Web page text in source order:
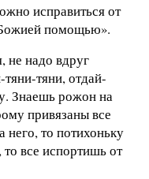
исправиться от
помощью».
не надо вдруг
тяни-тяни, отдай-
Знаешь рожон на
привязаны все
него, то потихоньку
то все испортишь от